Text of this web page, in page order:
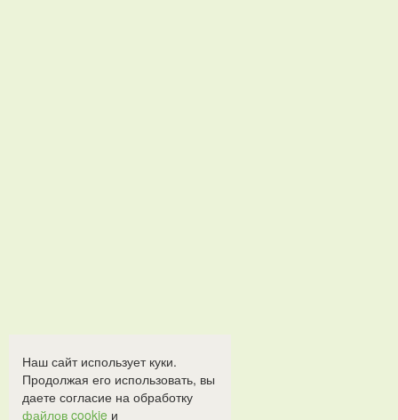
Наш сайт использует куки.
Продолжая его использовать, вы
даете согласие на обработку
файлов cookie и